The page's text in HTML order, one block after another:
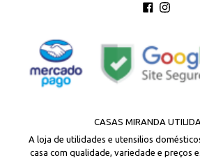
Facebook
CASAS MIRANDA
A loja de utilidades e utensilios
casa com qualidade, variedade e preços